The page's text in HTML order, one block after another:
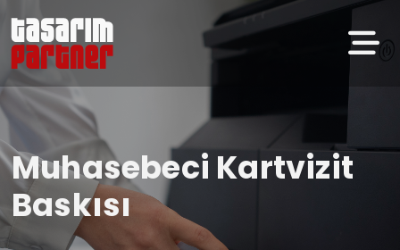
Muhasebeci Kartvizit
Baskısı